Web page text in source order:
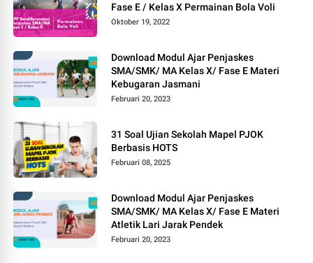
Fase E / Kelas X Permainan Bola Voli
Oktober 19, 2022
Download Modul Ajar Penjaskes
SMA/SMK/ MA Kelas X/ Fase E Materi
Kebugaran Jasmani
Februari 20, 2023
31 Soal Ujian Sekolah Mapel PJOK
Berbasis HOTS
Februari 08, 2025
Download Modul Ajar Penjaskes
SMA/SMK/ MA Kelas X/ Fase E Materi
Atletik Lari Jarak Pendek
Februari 20, 2023